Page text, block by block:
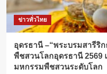
ข่าวทั่วไทย
อุดรธานี –“พระบรมสารีริ
พืชสวนโลกอุดรธานี 2569
มหกรรมพืชสวนระดับโลก